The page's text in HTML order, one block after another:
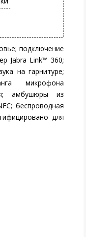
подключение
Jabra Link™ 360;
на гарнитуре;
микрофона
амбушюры из
беспроводная
для